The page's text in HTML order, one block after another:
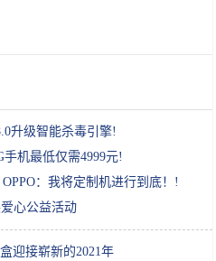
升级智能杀毒引擎!
手机最低仅需4999元!
：我将定制机进行到底！!
心公益活动
迎接崭新的2021年